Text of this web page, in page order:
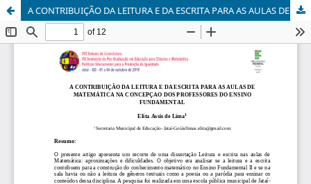
A CONTRIBUIÇÃO DA LEITURA E DA ESCRITA PARA AS AULAS DE MATEMÁTICA NA CONCEPÇAO DOS PROFESSORES DO ENSINO FUNDAMENTAL.